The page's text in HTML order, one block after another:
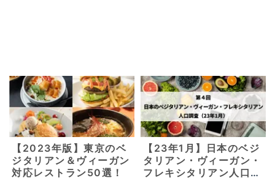
【2023年版】東京のベ
ジタリアン＆ヴィーガン
対応レストラン50選！
【23年1月】日本のベジ
タリアン・ヴィーガン・
フレキシタリアン人口調